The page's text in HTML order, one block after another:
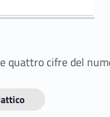
quattro cifre del